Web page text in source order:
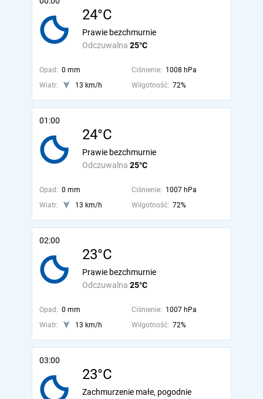
24°C
Odczuwalna 25°C
Prawie bezchmurnie
Opad: 0 mm Ciśnienie: 1008 hPa
Wiatr:
13 km/h Wilgotność: 72%
01:00
24°C
Odczuwalna 25°C
Prawie bezchmurnie
Opad: 0 mm Ciśnienie: 1007 hPa
Wiatr:
13 km/h Wilgotność: 72%
02:00
23°C
Odczuwalna 25°C
Prawie bezchmurnie
Opad: 0 mm Ciśnienie: 1007 hPa
Wiatr:
13 km/h Wilgotność: 72%
03:00
23°C
Zachmurzenie małe, pogodnie